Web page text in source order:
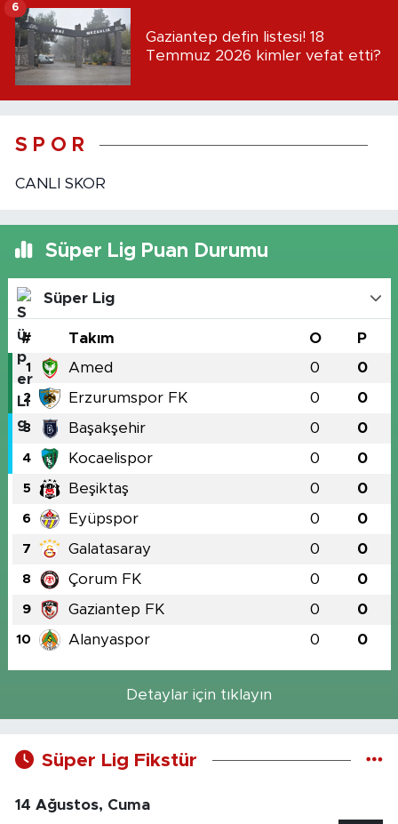
Gaziantep defin listesi! 18
Temmuz 2026 kimler vefat etti?
6
S P O R
CANLI SKOR
Süper Lig Puan Durumu
Süper Lig
# Takım O P
1 Amed 0 0
2 Erzurumspor FK 0 0
3 Başakşehir 0 0
4 Kocaelispor 0 0
5 Beşiktaş 0 0
6 Eyüpspor 0 0
7 Galatasaray 0 0
8 Çorum FK 0 0
9 Gaziantep FK 0 0
10 Alanyaspor 0 0
Detaylar için tıklayın
Süper Lig Fikstür
14 Ağustos, Cuma